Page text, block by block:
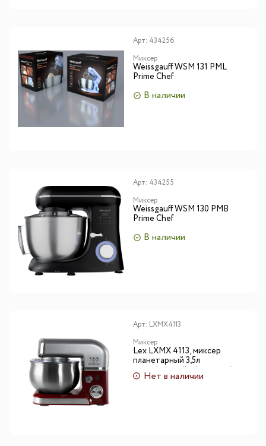
Арт: 434256
Миксер
Weissgauff WSM 131 PML
Prime Chef
В наличии
Арт: 434255
Миксер
Weissgauff WSM 130 PMB
Prime Chef
В наличии
Арт: LXMX4113
Миксер
Lex LXMX 4113, миксер
планетарный 3,5л
(серебристый+ бордовый)
Нет в наличии